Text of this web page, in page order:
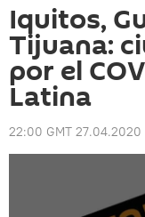
Iquitos,
Tijuana:
por el
Latina
22:00 GMT 27.04.2020